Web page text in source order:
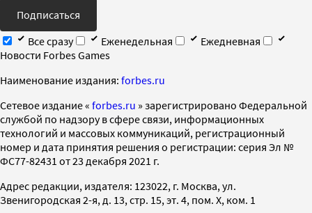
Подписаться
Все сразу
Еженедельная
Ежедневная
Новости Forbes Games
Наименование издания: forbes.ru
Cетевое издание « forbes.ru » зарегистрировано Федеральной
службой по надзору в сфере связи, информационных
технологий и массовых коммуникаций, регистрационный
номер и дата принятия решения о регистрации: серия Эл №
ФС77-82431 от 23 декабря 2021 г.
Адрес редакции, издателя: 123022, г. Москва, ул.
Звенигородская 2-я, д. 13, стр. 15, эт. 4, пом. X, ком. 1